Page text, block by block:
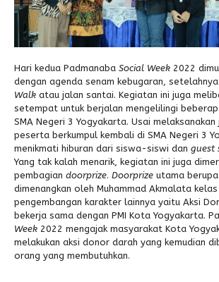
Hari kedua Padmanaba Social Week 2022
dengan agenda senam kebugaran,
Walk atau jalan santai. Kegiatan ini juga
setempat untuk berjalan mengelilingi
SMA Negeri 3 Yogyakarta. Usai
peserta berkumpul kembali di SMA Negeri 3
menikmati hiburan dari siswa-siswi dan guest
Yang tak kalah menarik, kegiatan ini juga
pembagian doorprize. Doorprize utama berupa
dimenangkan oleh Muhammad Akmalata kelas
pengembangan karakter lainnya yaitu Aksi
bekerja sama dengan PMI Kota Yogyakarta.
Week 2022 mengajak masyarakat Kota
melakukan aksi donor darah yang kemudian
orang yang membutuhkan.